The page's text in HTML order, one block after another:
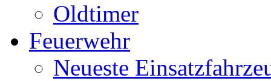
Oldtimer
Feuerwehr
Neueste